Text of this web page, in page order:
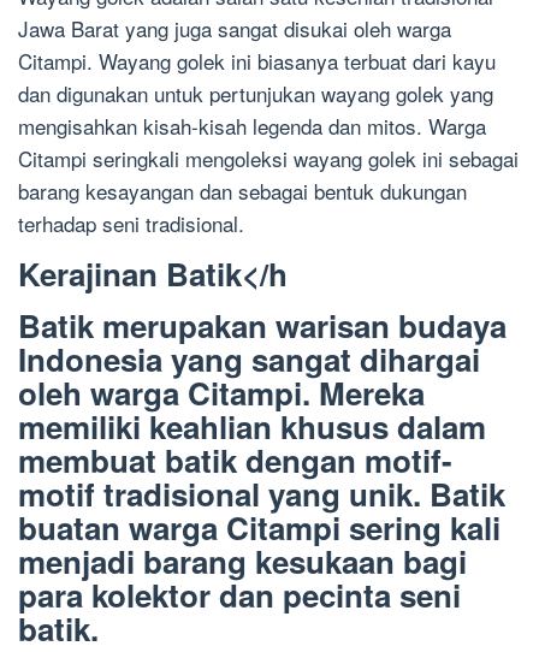
Jawa Barat yang juga sangat disukai oleh warga
Citampi. Wayang golek ini biasanya terbuat dari kayu
dan digunakan untuk pertunjukan wayang golek yang
mengisahkan kisah-kisah legenda dan mitos. Warga
Citampi seringkali mengoleksi wayang golek ini sebagai
barang kesayangan dan sebagai bentuk dukungan
terhadap seni tradisional.
Kerajinan Batik</h
Batik merupakan warisan budaya
Indonesia yang sangat dihargai
oleh warga Citampi. Mereka
memiliki keahlian khusus dalam
membuat batik dengan motif-
motif tradisional yang unik. Batik
buatan warga Citampi sering kali
menjadi barang kesukaan bagi
para kolektor dan pecinta seni
batik.